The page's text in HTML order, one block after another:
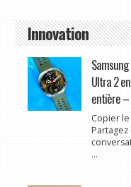
Innovation
Ultra 2
entière –
Copier le
Partagez
...